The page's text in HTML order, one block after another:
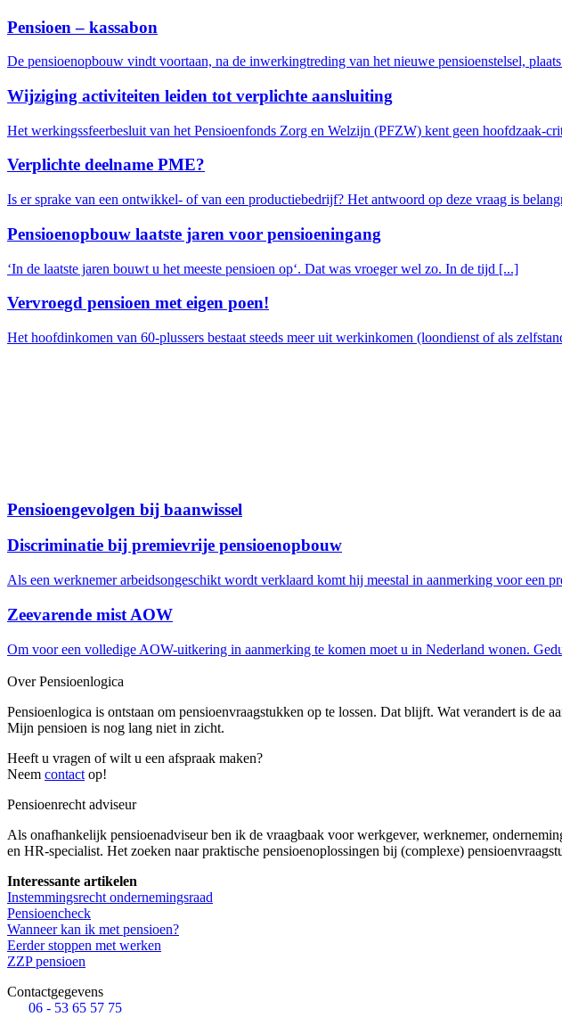
Pensioen – kassabon
De pensioenopbouw vindt voortaan, na de inwerkingtreding van het nieuwe pensioenstelsel,
Wijziging activiteiten leiden tot verplichte aansluiting
Het werkingssfeerbesluit van het Pensioenfonds Zorg en Welzijn (PFZW) kent geen hoofdzaak-
Verplichte deelname PME?
Is er sprake van een ontwikkel- of van een productiebedrijf? Het antwoord op deze vraag is
Pensioenopbouw laatste jaren voor pensioeningang
‘In de laatste jaren bouwt u het meeste pensioen op‘. Dat was vroeger wel zo. In de tijd [...]
Vervroegd pensioen met eigen poen!
Het hoofdinkomen van 60-plussers bestaat steeds meer uit werkinkomen (loondienst of als
Pensioengevolgen bij baanwissel
Discriminatie bij premievrije pensioenopbouw
Als een werknemer arbeidsongeschikt wordt verklaard komt hij meestal in aanmerking voor een
Zeevarende mist AOW
Om voor een volledige AOW-uitkering in aanmerking te komen moet u in Nederland wonen.
Over Pensioenlogica
Pensioenlogica is ontstaan om pensioenvraagstukken op te lossen. Dat blijft. Wat verandert is
Mijn pensioen is nog lang niet in zicht.
Heeft u vragen of wilt u een afspraak maken?
Neem contact op!
Pensioenrecht adviseur
Als onafhankelijk pensioenadviseur ben ik de vraagbaak voor werkgever, werknemer,
en HR-specialist. Het zoeken naar praktische pensioenoplossingen bij (complexe)
Interessante artikelen
Instemmingsrecht ondernemingsraad
Pensioencheck
Wanneer kan ik met pensioen?
Eerder stoppen met werken
ZZP pensioen
Contactgegevens
06 - 53 65 57 75